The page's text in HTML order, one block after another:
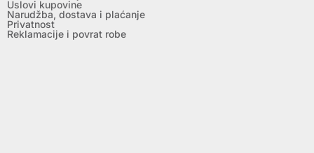
Uslovi kupovine
Narudžba, dostava i plaćanje
Privatnost
Reklamacije i povrat robe